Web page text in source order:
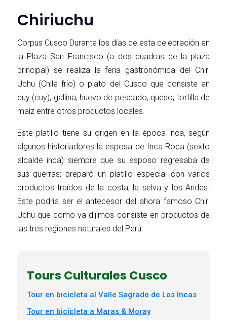
Chiriuchu
Corpus Cusco Durante los días de esta celebración en
la Plaza San Francisco (a dos cuadras de la plaza
principal) se realiza la feria gastronómica del Chiri
Uchu (Chile frío) o plato del Cusco que consiste en
cuy (cuy), gallina, huevo de pescado, queso, tortilla de
maíz entre otros productos locales.
Este platillo tiene su origen en la época inca, según
algunos historiadores la esposa de Inca Roca (sexto
alcalde inca) siempre que su esposo regresaba de
sus guerras; preparó un platillo especial con varios
productos traídos de la costa, la selva y los Andes.
Este podría ser el antecesor del ahora famoso Chiri
Uchu que como ya dijimos consiste en productos de
las tres regiones naturales del Perú.
Tours Culturales Cusco
Tour en bicicleta al Valle Sagrado de Los Incas
Tour en bicicleta a Maras & Moray